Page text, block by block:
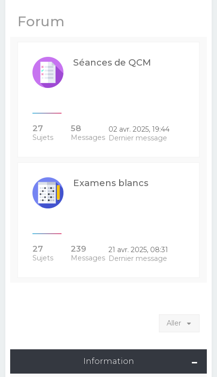
Forum
Séances de QCM
27
Sujets
58
Messages
02 avr. 2025, 19:44
Dernier message
Examens blancs
27
Sujets
239
Messages
21 avr. 2025, 08:31
Dernier message
Aller
Information